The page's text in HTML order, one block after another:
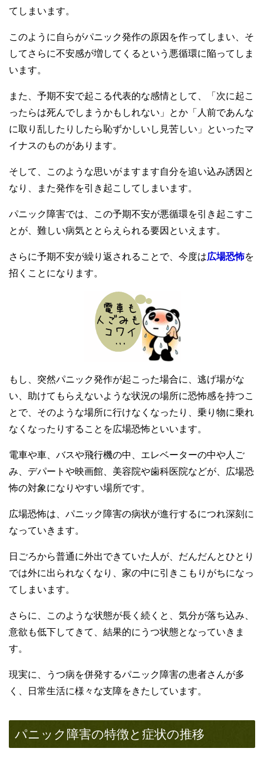
てしまいます。
このように自らがパニック発作の原因を作ってしまい、そ
してさらに不安感が増してくるという悪循環に陥ってしま
います。
また、予期不安で起こる代表的な感情として、「次に起こ
ったらは死んでしまうかもしれない」とか「人前であんな
に取り乱したりしたら恥ずかしいし見苦しい」といったマ
イナスのものがあります。
そして、このような思いがますます自分を追い込み誘因と
なり、また発作を引き起こしてしまいます。
パニック障害では、この予期不安が悪循環を引き起こすこ
とが、難しい病気ととらえられる要因といえます。
さらに予期不安が繰り返されることで、今度は広場恐怖を
招くことになります。
もし、突然パニック発作が起こった場合に、逃げ場がな
い、助けてもらえないような状況の場所に恐怖感を持つこ
とで、そのような場所に行けなくなったり、乗り物に乗れ
なくなったりすることを広場恐怖といいます。
電車や車、バスや飛行機の中、エレベーターの中や人ご
み、デパートや映画館、美容院や歯科医院などが、広場恐
怖の対象になりやすい場所です。
広場恐怖は、パニック障害の病状が進行するにつれ深刻に
なっていきます。
日ごろから普通に外出できていた人が、だんだんとひとり
では外に出られなくなり、家の中に引きこもりがちになっ
てしまいます。
さらに、このような状態が長く続くと、気分が落ち込み、
意欲も低下してきて、結果的にうつ状態となっていきま
す。
現実に、うつ病を併発するパニック障害の患者さんが多
く、日常生活に様々な支障をきたしています。
パニック障害の特徴と症状の推移